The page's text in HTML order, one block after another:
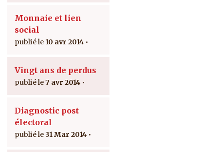
Monnaie et lien
social
10 avr 2014
Vingt ans de perdus
7 avr 2014
Diagnostic post
électoral
31 Mar 2014